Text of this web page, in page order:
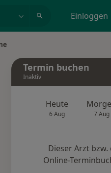
Einloggen
Termin buchen
Inaktiv
Heute
6 Aug 7 Aug
Dieser Arzt
Online-